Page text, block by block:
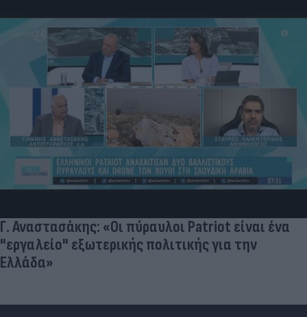
Γ. Αναστασάκης: «Οι πύραυλοι Patriot είναι ένα
"εργαλείο" εξωτερικής πολιτικής για την
Ελλάδα»